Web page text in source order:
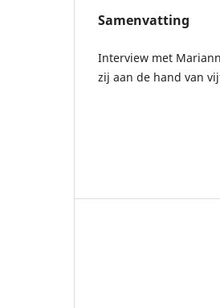
Samenvatting
Interview met
zij aan de hand van